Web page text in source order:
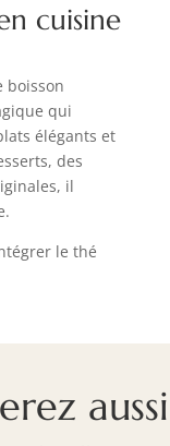
cuisine
boisson
qui
élégants et
des
il
le thé
aussi